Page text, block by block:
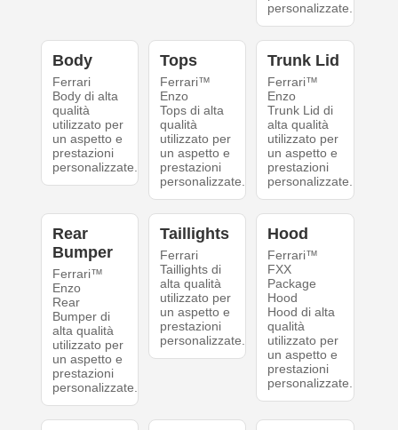
personalizzate.
Body
Ferrari
Body di alta
qualità
utilizzato per
un aspetto e
prestazioni
personalizzate.
Tops
Ferrari™
Enzo
Tops di alta
qualità
utilizzato per
un aspetto e
prestazioni
personalizzate.
Trunk Lid
Ferrari™
Enzo
Trunk Lid di
alta qualità
utilizzato per
un aspetto e
prestazioni
personalizzate.
Rear
Bumper
Ferrari™
Enzo
Rear
Bumper di
alta qualità
utilizzato per
un aspetto e
prestazioni
personalizzate.
Taillights
Ferrari
Taillights di
alta qualità
utilizzato per
un aspetto e
prestazioni
personalizzate.
Hood
Ferrari™
FXX
Package
Hood
Hood di alta
qualità
utilizzato per
un aspetto e
prestazioni
personalizzate.